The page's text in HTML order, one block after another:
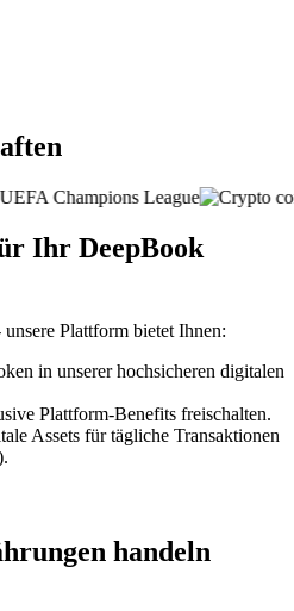
Ihr DeepBook
Plattform bietet Ihnen:
in unserer hochsicheren digitalen
Plattform-Benefits freischalten.
Assets für tägliche Transaktionen
handeln